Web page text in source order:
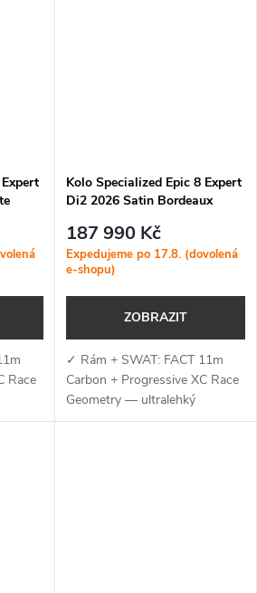
Race
Kolo Specialized Epic 8 Expert
Di2 2026 Satin Bordeaux
187 990 Kč
Expedujeme po 17.8. (dovolená
e-shopu)
ZOBRAZIT
✓ Rám + SWAT: FACT 11m
Carbon + Progressive XC Race
Geometry — ultralehký
karbonový rám s technologií